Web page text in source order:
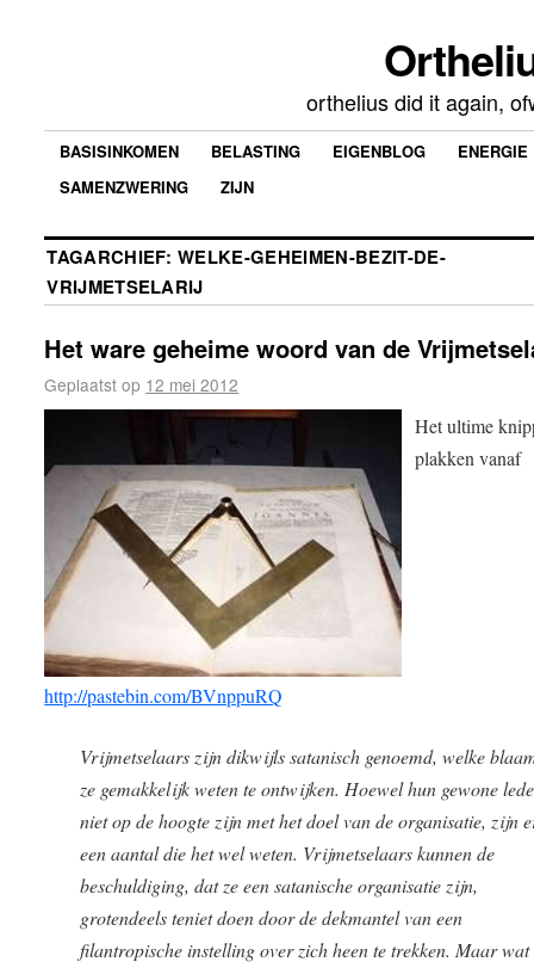
orthelius did it again,
BASISINKOMEN BELASTING EIGENBLOG
ENERGIE
SAMENZWERING
ZIJN
TAGARCHIEF:WELKE-GEHEIMEN-BEZIT-DE-
VRIJMETSELARIJ
Het ware geheime woord van de
Geplaatst op 12 mei 2012
Het ultime
plakken vanaf
http://pastebin.com/BVnppuRQ
Vrijmetselaars zijn dikwijls satanisch genoemd, welke
ze gemakkelijk weten te ontwijken. Hoewel hun gewone
niet op de hoogte zijn met het doel van de organisatie, zijn
een aantal die het wel weten. Vrijmetselaars kunnen de
beschuldiging, dat ze een satanische organisatie zijn,
grotendeels teniet doen door de dekmantel van een
filantropische instelling over zich heen te trekken. Maar wat